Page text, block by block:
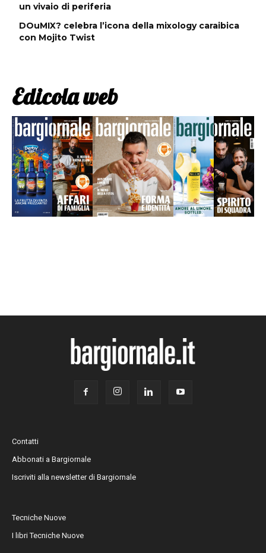
un vivaio di periferia
DOuMIX? celebra l’icona della mixology caraibica
con Mojito Twist
Edicola web
Contatti
Abbonati a Bargiornale
Iscriviti alla newsletter di Bargiornale
Tecniche Nuove
I libri Tecniche Nuove